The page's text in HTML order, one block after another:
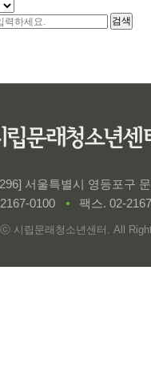
검색
서울특별시 영등포구
0100 팩스. 02-
시립문래청소년센터. All